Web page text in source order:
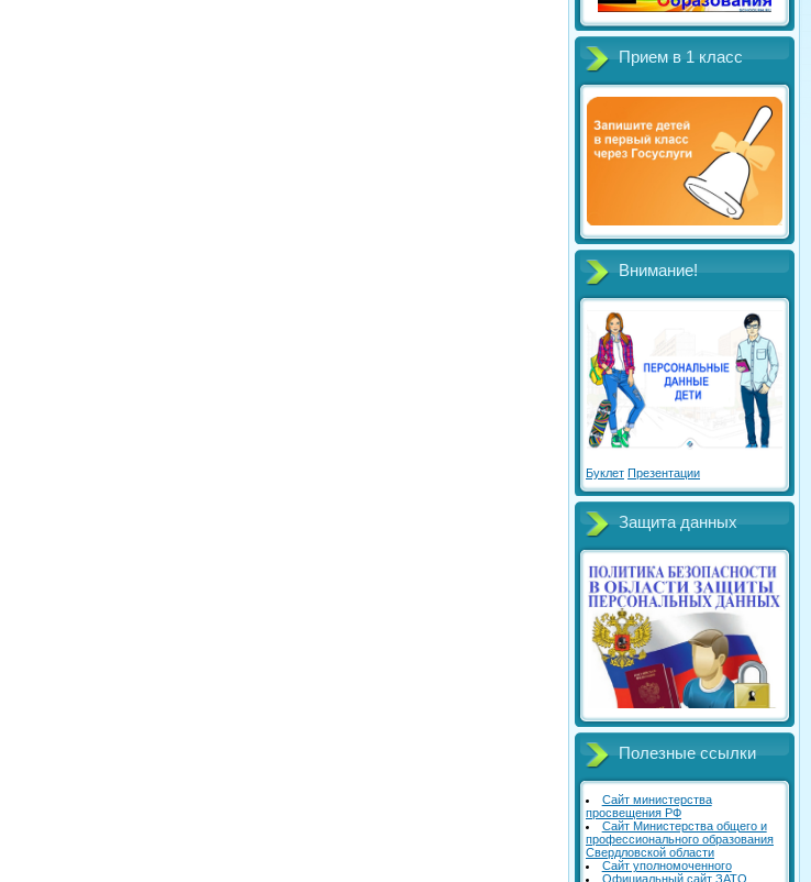
Прием в 1 класс
Внимание!
Буклет Презентации
Защита данных
Полезные ссылки
Сайт министерства
просвещения РФ
Сайт Министерства общего и
профессионального образования
Свердловской области
Сайт уполномоченного
Официальный сайт ЗАТО